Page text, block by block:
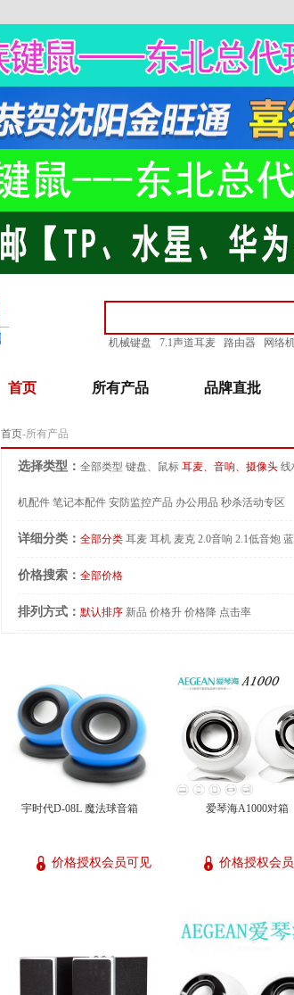
机械键盘 7.1声道耳麦 路由器 网络
首页 所有产品 品牌直批
首页-所有产品
选择类型： 全部类型 键盘、鼠标 耳麦、音响、摄像头 线
机配件 笔记本配件 安防监控产品 办公用品 秒杀活动专区
详细分类： 全部分类 耳麦 耳机 麦克 2.0音响 2.1低音炮
价格搜索： 全部价格
排列方式： 默认排序 新品 价格升 价格降 点击率
宇时代D-08L 魔法球音箱
价格授权会员可见
爱琴海A1000对箱
价格授权会